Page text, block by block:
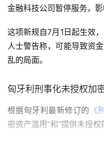
金融科技公司暂停服务，影
这项新规自7月1日起生效
人士警告称，可能导致资
乱的局面。
匈牙利刑事化未授权加
根据匈牙利最新修订的 《
密资产滥用”和“提供未授权